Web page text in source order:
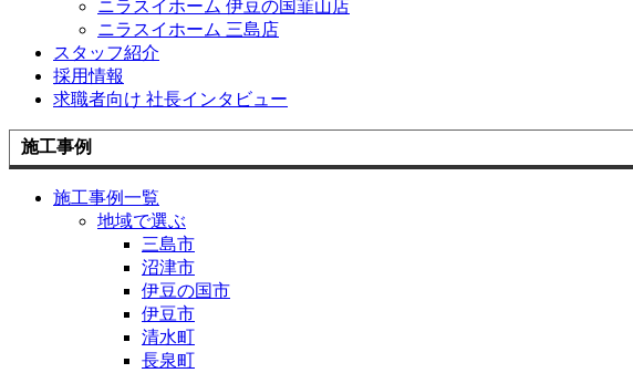
ニラスイホーム 伊豆の国韮山店
ニラスイホーム 三島店
スタッフ紹介
採用情報
求職者向け 社長インタビュー
施工事例
施工事例一覧
地域で選ぶ
三島市
沼津市
伊豆の国市
伊豆市
清水町
長泉町